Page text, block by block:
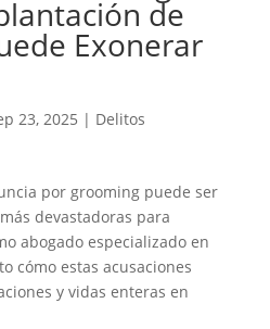
de
Exonerar
23, 2025 | Delitos
por grooming puede ser
devastadoras para
abogado especializado en
cómo estas acusaciones
y vidas enteras en